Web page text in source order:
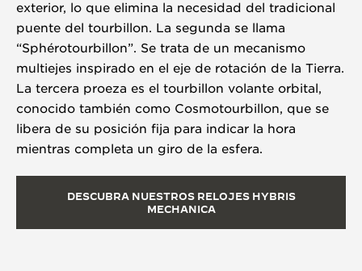
exterior, lo que elimina la necesidad del tradicional
puente del tourbillon. La segunda se llama
“Sphérotourbillon”. Se trata de un mecanismo
multiejes inspirado en el eje de rotación de la Tierra.
La tercera proeza es el tourbillon volante orbital,
conocido también como Cosmotourbillon, que se
libera de su posición fija para indicar la hora
mientras completa un giro de la esfera.
DESCUBRA NUESTROS RELOJES HYBRIS
MECHANICA